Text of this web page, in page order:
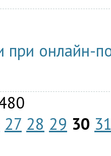
при онлайн-
27 28 29 30